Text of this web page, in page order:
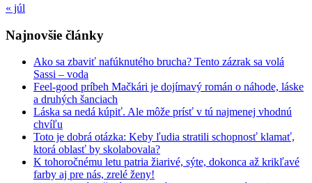
« júl
Najnovšie články
Ako sa zbaviť nafúknutého brucha? Tento zázrak sa volá
Sassi – voda
Feel-good príbeh Mačkári je dojímavý román o náhode, láske
a druhých šanciach
Láska sa nedá kúpiť. Ale môže prísť v tú najmenej vhodnú
chvíľu
Toto je dobrá otázka: Keby ľudia stratili schopnosť klamať,
ktorá oblasť by skolabovala?
K tohoročnému letu patria žiarivé, sýte, dokonca až krikľavé
farby aj pre nás, zrelé ženy!